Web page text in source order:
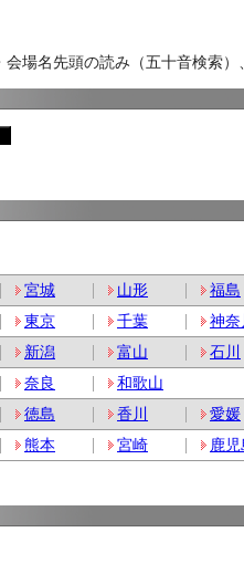
場名先頭の読み（五十音検索）
宮城 山形
福島
東京 千葉 神奈
新潟 富山 石川
奈良
和歌山
徳島 香川 愛媛
熊本 宮崎 鹿児